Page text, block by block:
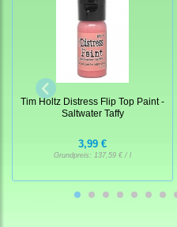
Tim Holtz Distress Flip Top Paint -
Saltwater Taffy
3,99 €
Grundpreis: 137,59 € / l